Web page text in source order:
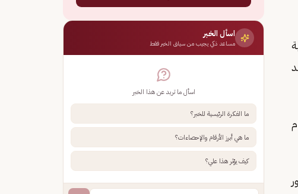
اسأل الخبر
مساعد ذكي يجيب من سياق الخبر فقط
اسأل ما تريد عن هذا الخبر
ما الفكرة الرئيسية للخبر؟
ما هي أبرز الأرقام والإحصاءات؟
كيف يؤثر هذا علي؟